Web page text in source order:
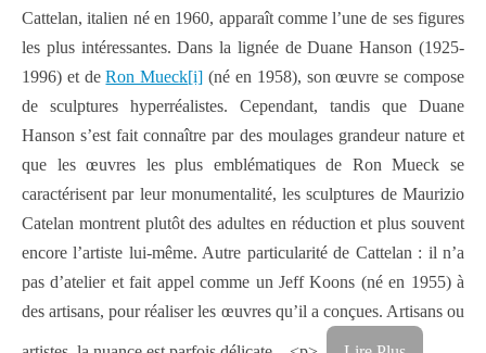
Cattelan, italien né en 1960, apparaît comme l’une de ses figures
les plus intéressantes. Dans la lignée de Duane Hanson (1925-
1996) et deRon Mueck[i] (né en 1958), son œuvre se compose
de sculptures hyperréalistes. Cependant, tandis que Duane
Hanson s’est fait connaître par des moulages grandeur nature et
que les œuvres les plus emblématiques de Ron Mueck se
caractérisent par leur monumentalité, les sculptures de Maurizio
Catelan montrent plutôt des adultes en réduction et plus souvent
encore l’artiste lui-même. Autre particularité de Cattelan : il n’a
pas d’atelier et fait appel comme un Jeff Koons (né en 1955) à
des artisans, pour réaliser les œuvres qu’il a conçues. Artisans ou